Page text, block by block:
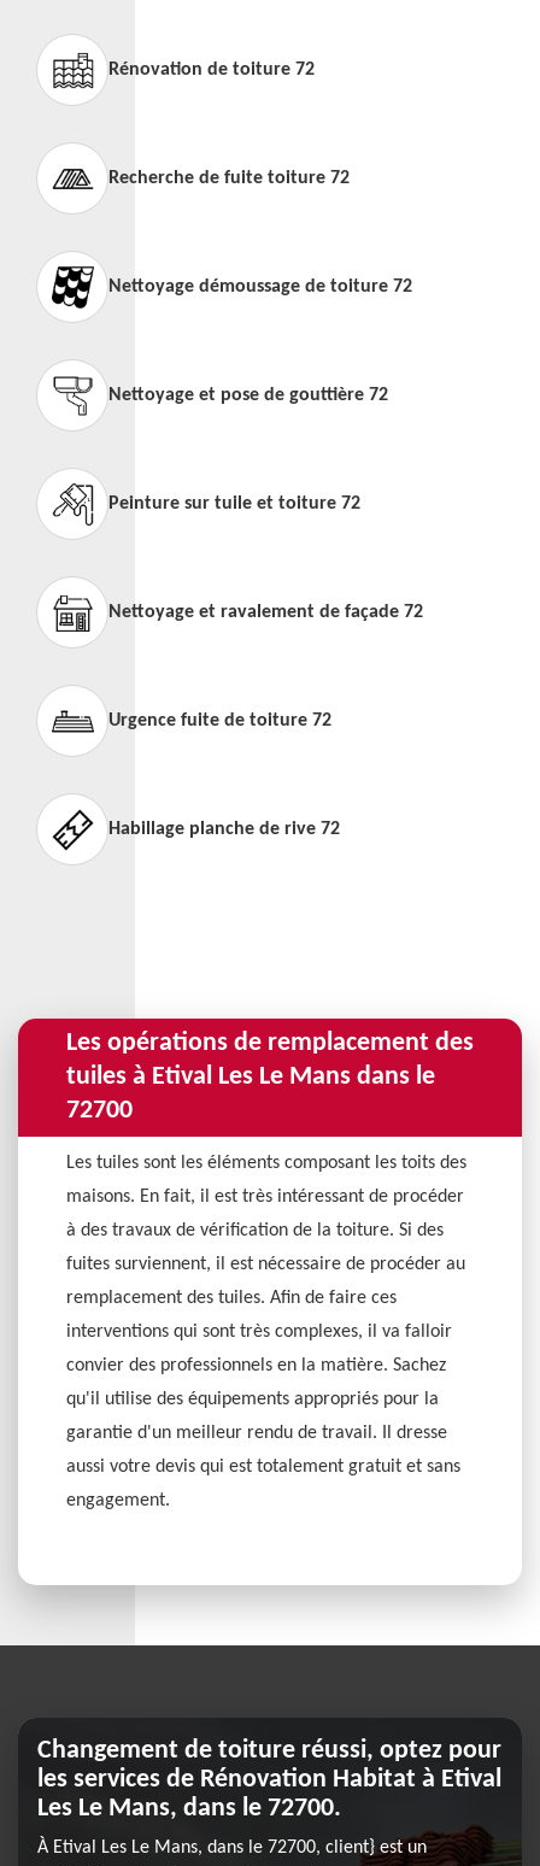
Rénovation de toiture 72
Recherche de fuite toiture 72
Nettoyage démoussage de toiture 72
Nettoyage et pose de gouttière 72
Peinture sur tuile et toiture 72
Nettoyage et ravalement de façade 72
Urgence fuite de toiture 72
Habillage planche de rive 72
Les opérations de remplacement des
tuiles à Etival Les Le Mans dans le
72700
Les tuiles sont les éléments composant les toits des
maisons. En fait, il est très intéressant de procéder
à des travaux de vérification de la toiture. Si des
fuites surviennent, il est nécessaire de procéder au
remplacement des tuiles. Afin de faire ces
interventions qui sont très complexes, il va falloir
convier des professionnels en la matière. Sachez
qu'il utilise des équipements appropriés pour la
garantie d'un meilleur rendu de travail. Il dresse
aussi votre devis qui est totalement gratuit et sans
engagement.
Changement de toiture réussi, optez pour
les services de Rénovation Habitat à Etival
Les Le Mans, dans le 72700.
À Etival Les Le Mans, dans le 72700, client} est un